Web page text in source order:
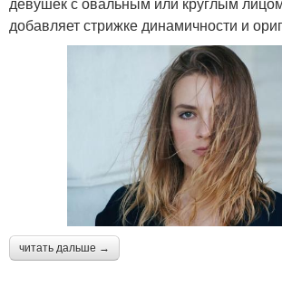
добавляет стрижке динамичности и
читать дальше →